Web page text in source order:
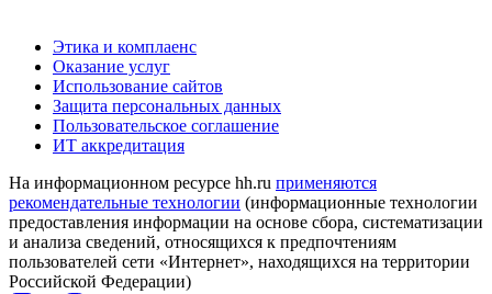
Этика и комплаенс
Оказание услуг
Использование сайтов
Защита персональных данных
Пользовательское соглашение
ИТ аккредитация
На информационном ресурсе hh.ru применяются
рекомендательные технологии (информационные технологии
предоставления информации на основе сбора, систематизации
и анализа сведений, относящихся к предпочтениям
пользователей сети «Интернет», находящихся на территории
Российской Федерации)